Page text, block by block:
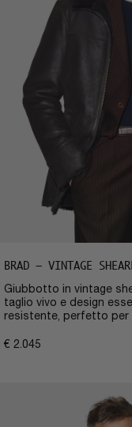
BRAD – VINTAGE
Giubbotto in vintage
taglio vivo e design
resistente, perfetto per
€ 2.045